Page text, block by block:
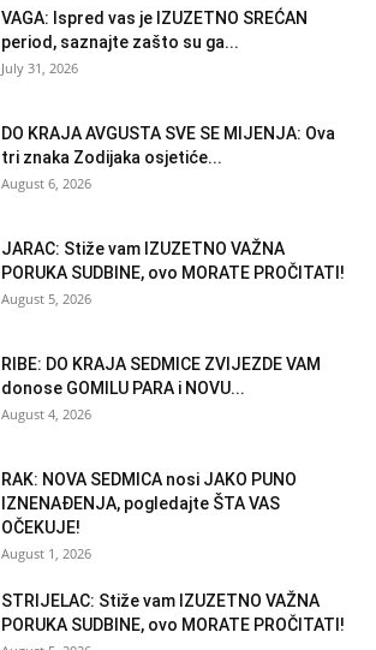
VAGA: Ispred vas je IZUZETNO SREĆAN
period, saznajte zašto su ga...
July 31, 2026
DO KRAJA AVGUSTA SVE SE MIJENJA: Ova
tri znaka Zodijaka osjetiće...
August 6, 2026
JARAC: Stiže vam IZUZETNO VAŽNA
PORUKA SUDBINE, ovo MORATE PROČITATI!
August 5, 2026
RIBE: DO KRAJA SEDMICE ZVIJEZDE VAM
donose GOMILU PARA i NOVU...
August 4, 2026
RAK: NOVA SEDMICA nosi JAKO PUNO
IZNENAĐENJA, pogledajte ŠTA VAS
OČEKUJE!
August 1, 2026
STRIJELAC: Stiže vam IZUZETNO VAŽNA
PORUKA SUDBINE, ovo MORATE PROČITATI!